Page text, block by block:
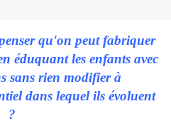
qu'on peut fabriquer
éduquant les enfants avec
sans rien modifier à
dans lequel ils évoluent
?